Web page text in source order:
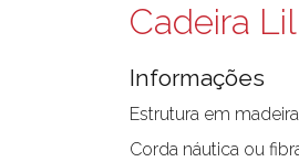
Acessórios
Aparadores
Balanços
Cadeira
Informações
Estrutura em
Corda náutica ou